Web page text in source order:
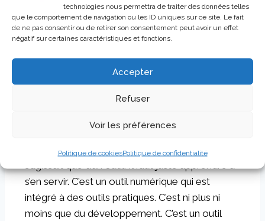
technologies nous permettra de traiter des données telles
que le comportement de navigation ou les ID uniques sur ce site. Le fait
de ne pas consentir ou de retirer son consentement peut avoir un effet
négatif sur certaines caractéristiques et fonctions.
Accepter
Refuser
Voir les préférences
Politique de cookiesPolitique de confidentialité
sans un regard critique. Il faut toujours avoir cet
esprit critique et s’assurer que les éléments que
l’on utilise et que l’on produit soient conformes
L’intelligence Artificielle est un sujet
tellement vaste qu’on s’y perd, c’est le cas
L’IA en elle-même, ça ne veut rien dire.
Christophe Chelmis a bien souligné qu’il ne
s’agissait que d’un outil. Il faut juste apprendre à
s’en servir. C’est un outil numérique qui est
intégré à des outils pratiques. C’est ni plus ni
moins que du développement. C’est un outil